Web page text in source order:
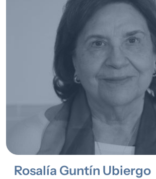
Rosalía Guntín Ubiergo